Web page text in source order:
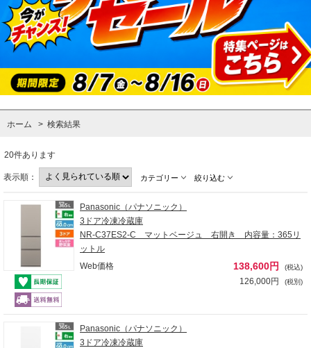
ホーム > 検索結果
20件あります
表示順： カテゴリー 絞り込む
Panasonic（パナソニック）
3ドア冷凍冷蔵庫
NR-C37ES2-C マットベージュ 右開き 内容量：365リ
ットル
Web価格
138,600円 (税込)
126,000円 (税別)
Panasonic（パナソニック）
3ドア冷凍冷蔵庫